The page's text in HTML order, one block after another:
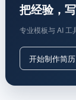
把经验，
专业模板与 AI 工
开始制作简历